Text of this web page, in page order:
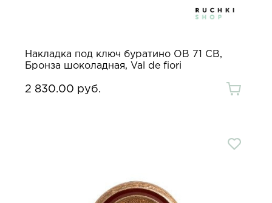
Накладка под ключ буратино OB 71 CB,
Бронза шоколадная, Val de fiori
2 830.00 руб.